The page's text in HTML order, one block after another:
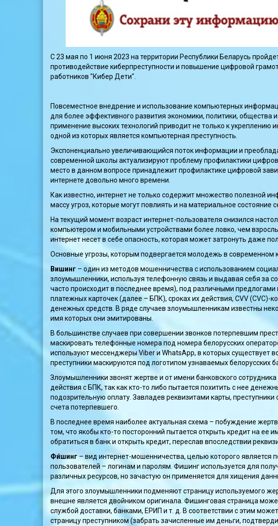
С 23 мая по 1 июня 2023 на территории Республики Беларусь
противодействие киберпреступности и повышение цифровой
работников "Кибер Дети".
Повсеместное внедрение и использование компьютерных
для более эффективного развития экономики, политики, общества
применение высоких технологий приводит не только к
одной из которых является компьютерная преступность.
Экспоненциально увеличивающийся поток информации и
современной школы актуализируют проблему профилактики
место в данном вопросе принадлежит профилактике цифровой
интернете довольно много времени.
Как известно, интернет не только содержит множество полезной
массу угроз, которые могут повлиять и на материальное состояние
На текущий момент возраст интернет-пользователя снизился
компьютером и мобильными устройствами более ловко, чем
интернет несет в себе опасность, которая может затронуть даже
Основные угрозы, которым подвергается молодежь в современном
Вишинг – один из методов мошенничества с использованием
злоумышленники, используя телефонную связь и выдавая себя за
часто происходит в последнее время), под различными
платежных карточек (далее – БПК), сроках их действия, CVV
денежных средств. В ряде случаев злоумышленникам известны
имя которых они эмитированы.
В большинстве случаев при совершении звонков потерпевшим
маскировать телефонные номера под номера белорусских
используют мессенджеры Viber и WhatsApp, в которых существует
преступники маскируются под логотипом узнаваемых белорусских
Злоумышленники звонят жертве и от имени банковского
действия с БПК, так как кто-то либо пытается похитить с нее
подозрительную оплату. Завладев реквизитами карты,
счета потерпевшего.
В последнее время наиболее актуальная схема – побуждение
том, что якобы кто-то посторонний пытается открыть кредит на ее
обратиться в банк и открыть кредит, переслав впоследствии
Фи́шинг– вид интернет-мошенничества, целью которого
пользователей – логинам и паролям. Фишинг используется для
различных ресурсов, но зачастую он применяется для хищения
Для этого злоумышленники подменяют страницу используемого
внешне является двойником оригинала. Фишинговая страница
службой доставки, банками, ЕРИП и т. д. В соответствии с этим
страницу преступником (забрать зачисленные им деньги,